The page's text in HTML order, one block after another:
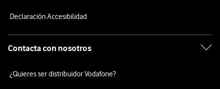
Declaración Accesibilidad
Contacta con nosotros
¿Quieres ser distribuidor Vodafone?